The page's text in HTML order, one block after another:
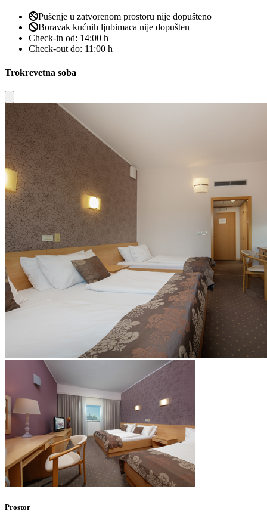
Pušenje u zatvorenom prostoru nije dopušteno
Boravak kućnih ljubimaca nije dopušten
Check-in od: 14:00 h
Check-out do: 11:00 h
Trokrevetna soba
Close modal
Prostor